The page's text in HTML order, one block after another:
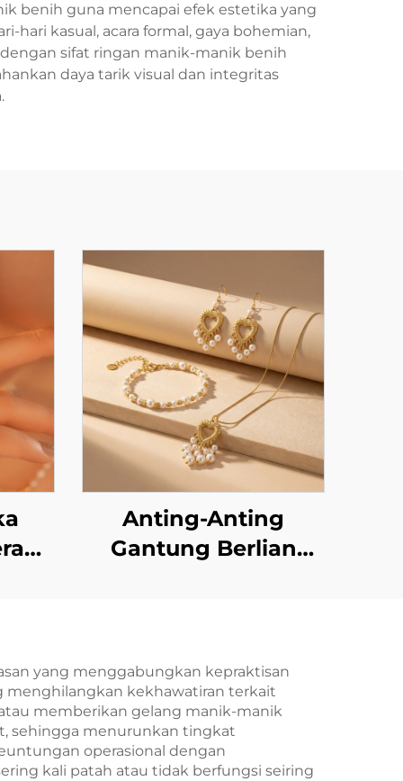
benih guna mencapai efek estetika yang
kasual, acara formal, gaya bohemian,
sifat ringan manik-manik benih
daya tarik visual dan integritas
Anting-Anting
Gantung Berlian
Tahan Karat Berlapis
Emas 18K Marrinu —
Ringan dan Elegan
yang menggabungkan kepraktisan
menghilangkan kekhawatiran terkait
memberikan gelang manik-manik
sehingga menurunkan tingkat
operasional dengan
kali patah atau tidak berfungsi seiring